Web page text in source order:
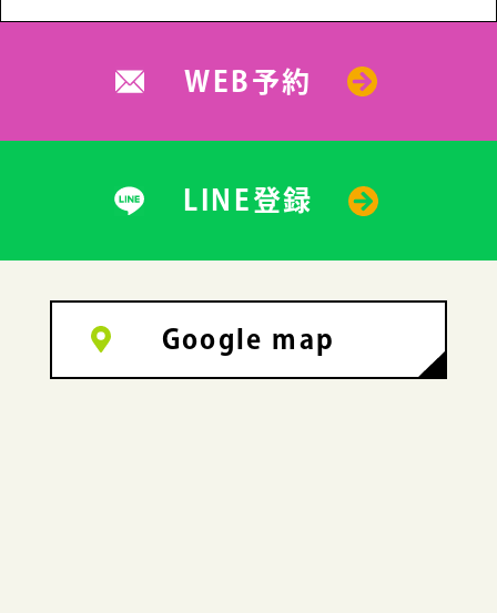
WEB予約
LINE登録
Google map